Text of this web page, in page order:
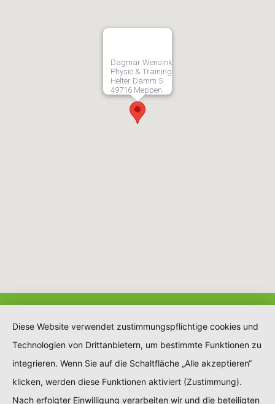
Dagmar Wensink
Physio & Training
Helter Damm 5
49716 Meppen
Diese Website verwendet zustimmungspflichtige cookies und
Technologien von Drittanbietern, um bestimmte Funktionen zu
integrieren. Wenn Sie auf die Schaltfläche „Alle akzeptieren“
klicken, werden diese Funktionen aktiviert (Zustimmung).
Nach erfolgter Einwilligung verarbeiten wir und die beteiligten